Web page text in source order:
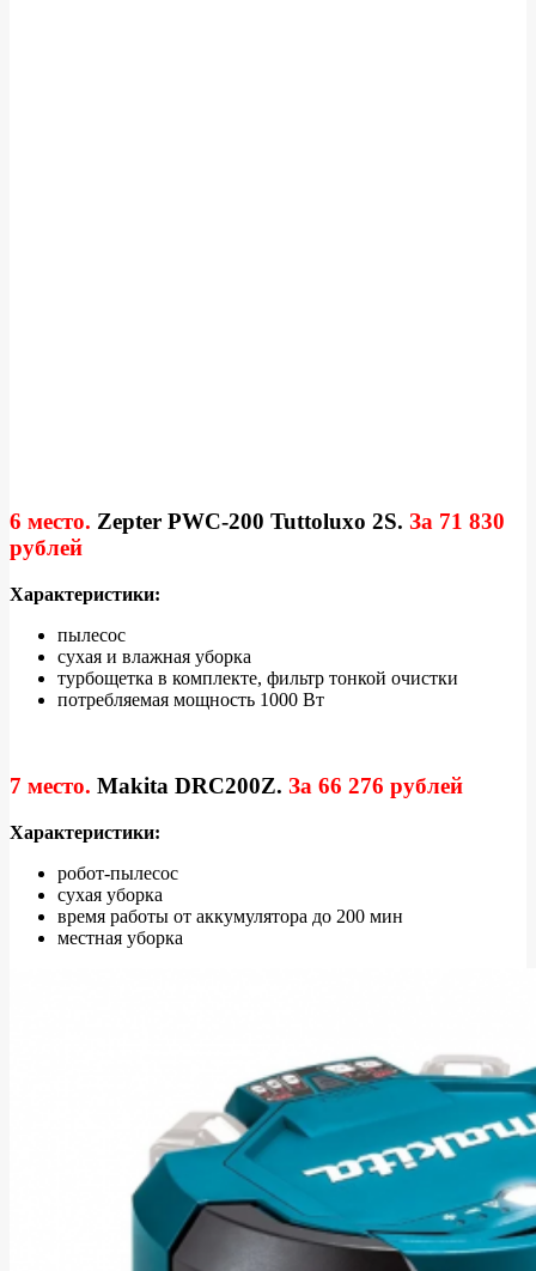
6 место. Zepter PWC-200 Tuttoluxo 2S. За 71 830
рублей
Характеристики:
пылесос
сухая и влажная уборка
турбощетка в комплекте, фильтр тонкой очистки
потребляемая мощность 1000 Вт
7 место. Makita DRC200Z. За 66 276 рублей
Характеристики:
робот-пылесос
сухая уборка
время работы от аккумулятора до 200 мин
местная уборка